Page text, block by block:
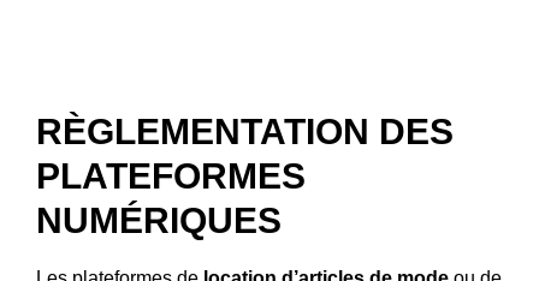
RÈGLEMENTATION DES
PLATEFORMES
NUMÉRIQUES